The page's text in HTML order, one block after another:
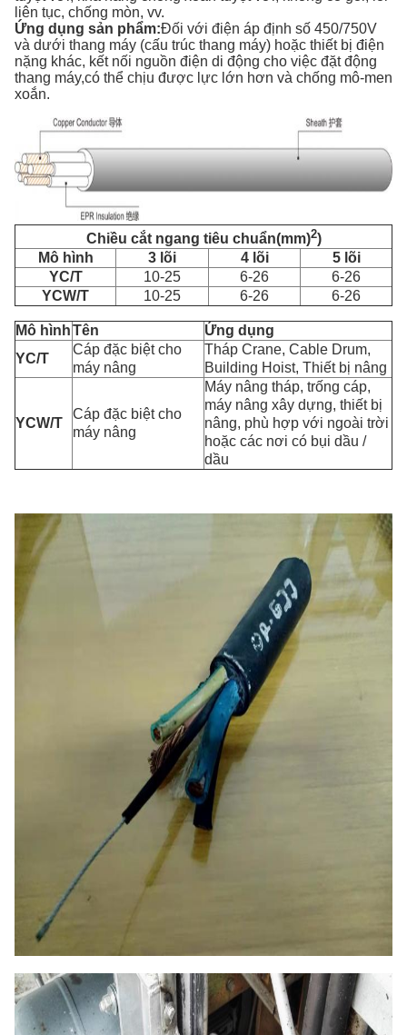
liên tục, chống mòn, vv.
Ứng dụng sản phẩm:Đối với điện áp định số 450/750V
và dưới thang máy (cấu trúc thang máy) hoặc thiết bị điện
nặng khác, kết nối nguồn điện di động cho việc đặt động
thang máy,có thể chịu được lực lớn hơn và chống mô-men
xoắn.
Chiều cắt ngang tiêu chuẩn(mm)2)
Mô hình
3 lõi 4 lõi
5 lõi
YC/T
10-25 6-26
6-26
YCW/T
10-25 6-26 6-26
Mô hìnhTên
Ứng dụng
YC/T
Cáp đặc biệt cho
máy nâng
Tháp Crane, Cable Drum,
Building Hoist, Thiết bị nâng
YCW/T
Cáp đặc biệt cho
máy nâng
Máy nâng tháp, trống cáp,
máy nâng xây dựng, thiết bị
nâng, phù hợp với ngoài trời
hoặc các nơi có bụi dầu /
dầu